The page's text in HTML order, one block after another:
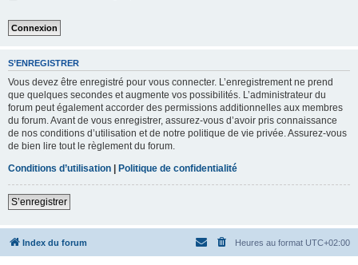
S’ENREGISTRER
Vous devez être enregistré pour vous connecter. L’enregistrement ne prend
que quelques secondes et augmente vos possibilités. L’administrateur du
forum peut également accorder des permissions additionnelles aux membres
du forum. Avant de vous enregistrer, assurez-vous d’avoir pris connaissance
de nos conditions d’utilisation et de notre politique de vie privée. Assurez-vous
de bien lire tout le règlement du forum.
Conditions d’utilisation | Politique de confidentialité
S’enregistrer
Index du forum Heures au format UTC+02:00